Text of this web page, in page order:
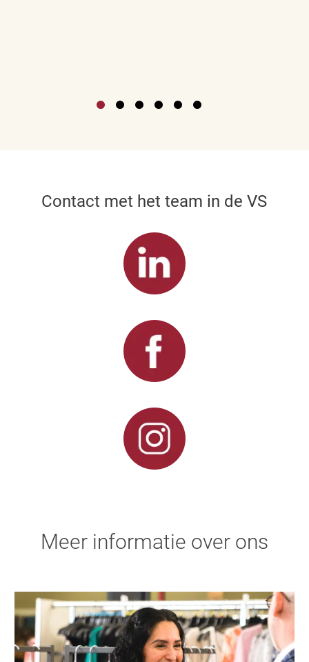
Contact met het team in de VS
Meer informatie over ons